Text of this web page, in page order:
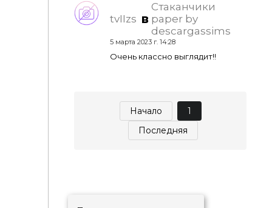
tvIIzs в
Стаканчики
paper by
descargassims
5 марта 2023 г. 14:28
Очень классно выглядит!!
Начало
1
Последняя